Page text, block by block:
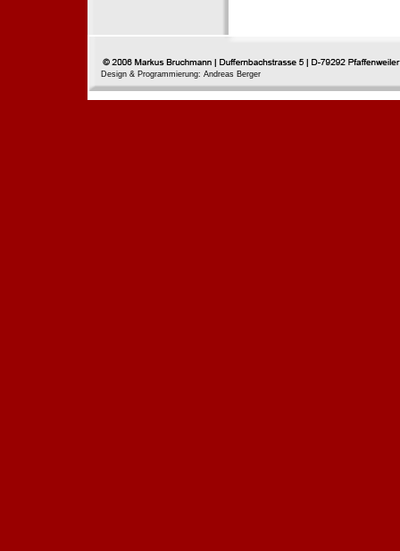
Design & Programmierung: Andreas Berger